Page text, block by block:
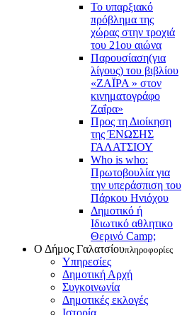
Το υπαρξιακό
πρόβλημα της
χώρας στην τροχιά
του 21ου αιώνα
Παρουσίαση(για
λίγους) του βιβλίου
«ΖΑΪΡΑ » στον
κινηματογράφο
Ζαΐρα»
Προς τη Διοίκηση
της ΈΝΩΣΗΣ
ΓΑΛΑΤΣΙΟΥ
Who is who:
Πρωτοβουλία για
την υπεράσπιση του
Πάρκου Ηνιόχου
Δημοτικό ή
Ιδιωτικό αθλητικο
Θερινό Camp;
Ο Δήμος Γαλατσίουπληροφορίες
Υπηρεσίες
Δημοτική Αρχή
Συγκοινωνία
Δημοτικές εκλογές